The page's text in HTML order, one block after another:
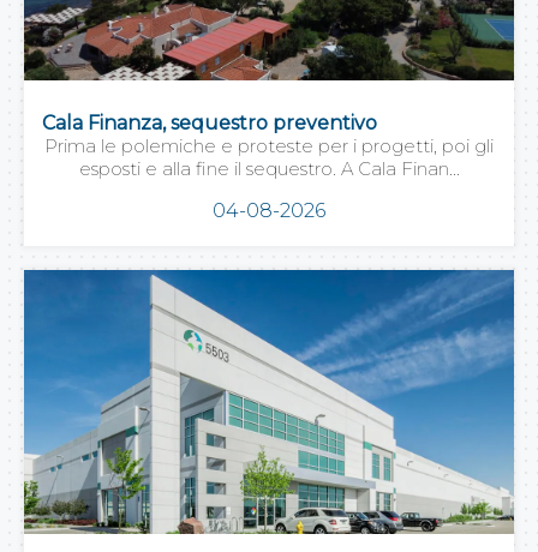
Cala Finanza, sequestro preventivo
Prima le polemiche e proteste per i progetti, poi gli
esposti e alla fine il sequestro. A Cala Finan...
04-08-2026